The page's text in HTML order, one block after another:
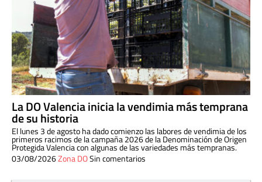
La DO Valencia inicia la vendimia más temprana
de su historia
El lunes 3 de agosto ha dado comienzo las labores de vendimia de los
primeros racimos de la campaña 2026 de la Denominación de Origen
Protegida Valencia con algunas de las variedades más tempranas.
03/08/2026Zona DOSin comentarios